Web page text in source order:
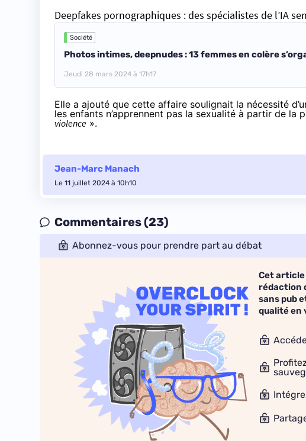
Deepfakes pornographiques : des spécialistes de l’IA
Société
Photos intimes, deepnudes : 13 femmes en colère
Jeudi 28 mars 2024 à 17h17
Elle a ajouté que cette affaire soulignait la nécessité
les enfants n’apprennent pas la sexualité à partir de la
violence ».
Jean-Marc Manach
Le 11 juillet 2024 à 10h10
Commentaires (23)
Abonnez-vous pour prendre part au débat
Cet article
rédaction
sans pub
qualité en